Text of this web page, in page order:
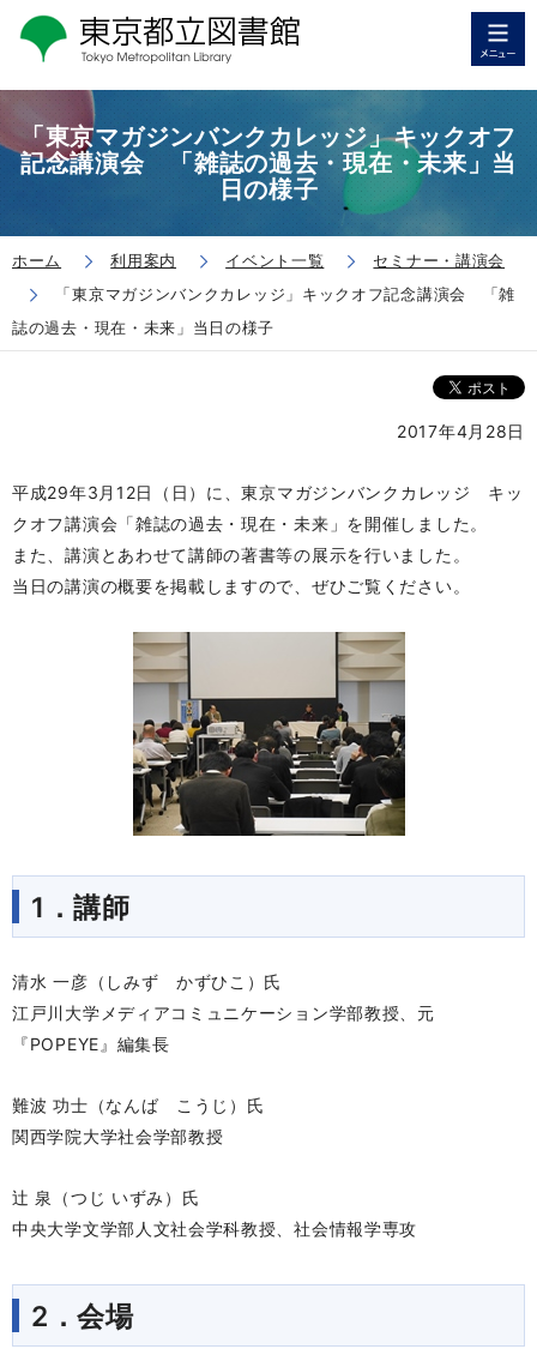
「東京マガジンバンクカレッジ」キックオフ
記念講演会 「雑誌の過去・現在・未来」当
日の様子
ホーム 利用案内 イベント一覧
セミナー・講演会
「東京マガジンバンクカレッジ」キックオフ記念講演会 「雑
誌の過去・現在・未来」当日の様子
2017年4月28日
平成29年3月12日（日）に、東京マガジンバンクカレッジ キッ
クオフ講演会「雑誌の過去・現在・未来」を開催しました。
また、講演とあわせて講師の著書等の展示を行いました。
当日の講演の概要を掲載しますので、ぜひご覧ください。
1．講師
清水 一彦（しみず かずひこ）氏
江戸川大学メディアコミュニケーション学部教授、元
『POPEYE』編集長
難波 功士（なんば こうじ）氏
関西学院大学社会学部教授
辻 泉（つじ いずみ）氏
中央大学文学部人文社会学科教授、社会情報学専攻
2．会場